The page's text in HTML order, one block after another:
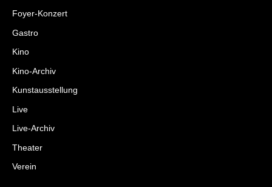
Foyer-Konzert
Gastro
Kino
Kino-Archiv
Kunstausstellung
Live
Live-Archiv
Theater
Verein